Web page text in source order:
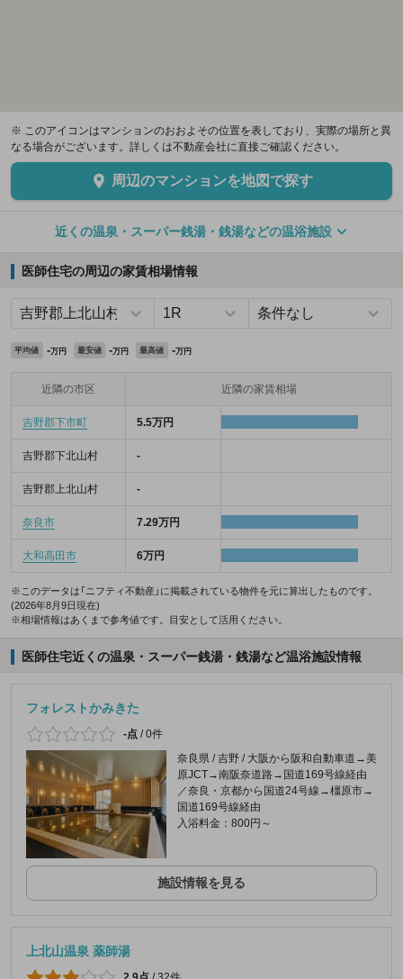
※ このアイコンはマンションのおおよその位置を表しており、実際の場所と異
なる場合がございます。詳しくは不動産会社に直接ご確認ください。
周辺のマンションを地図で探す
近くの温泉・スーパー銭湯・銭湯などの温浴施設
医師住宅の周辺の家賃相場情報
平均値 -万円 最安値 -万円 最高値 -万円
近隣の市区 近隣の家賃相場
吉野郡下市町 5.5万円
吉野郡下北山村 -
吉野郡上北山村 -
奈良市 7.29万円
大和高田市 6万円
※このデータは「ニフティ不動産」に掲載されている物件を元に算出したものです。
(2026年8月9日現在)
※相場情報はあくまで参考値です。目安として活用ください。
医師住宅近くの温泉・スーパー銭湯・銭湯など温浴施設情報
フォレストかみきた
-点 /0件
奈良県 / 吉野 / 大阪から阪和自動車道→美
原JCT→南阪奈道路→国道169号線経由
／奈良・京都から国道24号線→橿原市→
国道169号線経由
入浴料金：800円～
施設情報を見る
上北山温泉 薬師湯